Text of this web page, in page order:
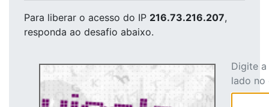
Para liberar o acesso do IP 216.73.216.207,
responda ao desafio abaixo.
Digite
lado no